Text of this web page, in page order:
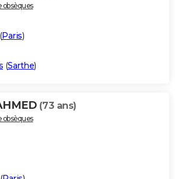
(Paris)
(Sarthe)
(73 ans)